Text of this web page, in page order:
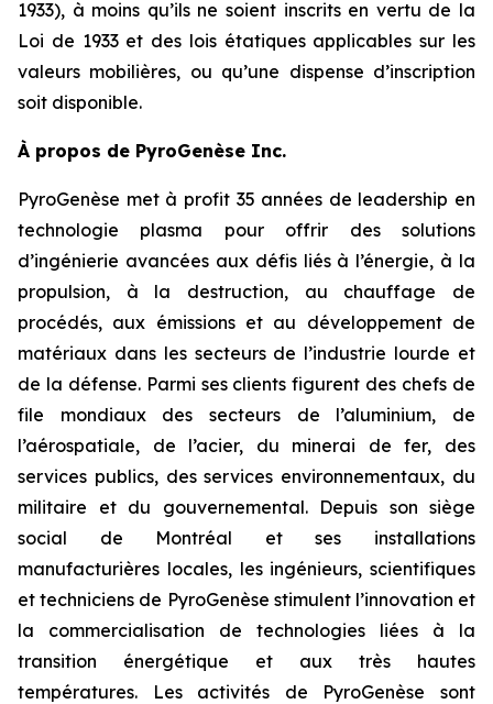
1933), à moins qu’ils ne soient inscrits en vertu de la
Loi de 1933 et des lois étatiques applicables sur les
valeurs mobilières, ou qu’une dispense d’inscription
soit disponible.
À propos de PyroGenèse Inc.
PyroGenèse met à profit 35 années de leadership en
technologie plasma pour offrir des solutions
d’ingénierie avancées aux défis liés à l’énergie, à la
propulsion, à la destruction, au chauffage de
procédés, aux émissions et au développement de
matériaux dans les secteurs de l’industrie lourde et
de la défense. Parmi ses clients figurent des chefs de
file mondiaux des secteurs de l’aluminium, de
l’aérospatiale, de l’acier, du minerai de fer, des
services publics, des services environnementaux, du
militaire et du gouvernemental. Depuis son siège
social de Montréal et ses installations
manufacturières locales, les ingénieurs, scientifiques
et techniciens de PyroGenèse stimulent l’innovation et
la commercialisation de technologies liées à la
transition énergétique et aux très hautes
températures. Les activités de PyroGenèse sont